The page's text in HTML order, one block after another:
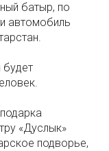
батыр, по
автомобиль
будет
«Дуслык»
подворье,